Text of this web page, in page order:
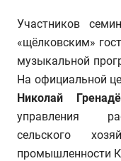
Участников
«щёлковским»
музыкальной
На официальной
Николай
управления
сельского
промышленности